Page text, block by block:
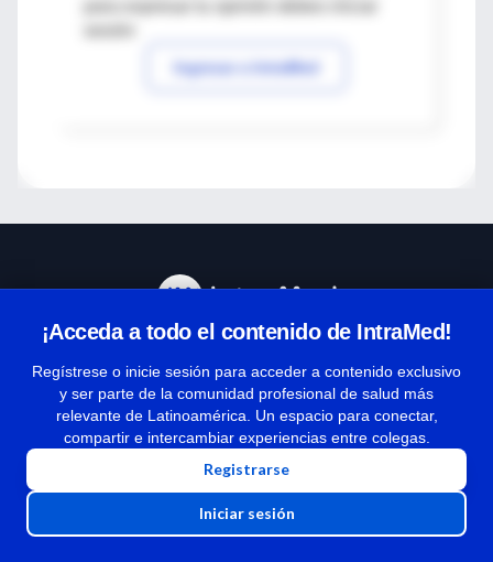
Ingresar a IntraMed
¡Acceda a todo el contenido de IntraMed!
Regístrese o inicie sesión para acceder a contenido exclusivo
y ser parte de la comunidad profesional de salud más
relevante de Latinoamérica. Un espacio para conectar,
compartir e intercambiar experiencias entre colegas.
Registrarse
Iniciar sesión
Términos y condiciones
| Políticas de privacidad
| Todos los derechos reservados | Copyright 1997-2026